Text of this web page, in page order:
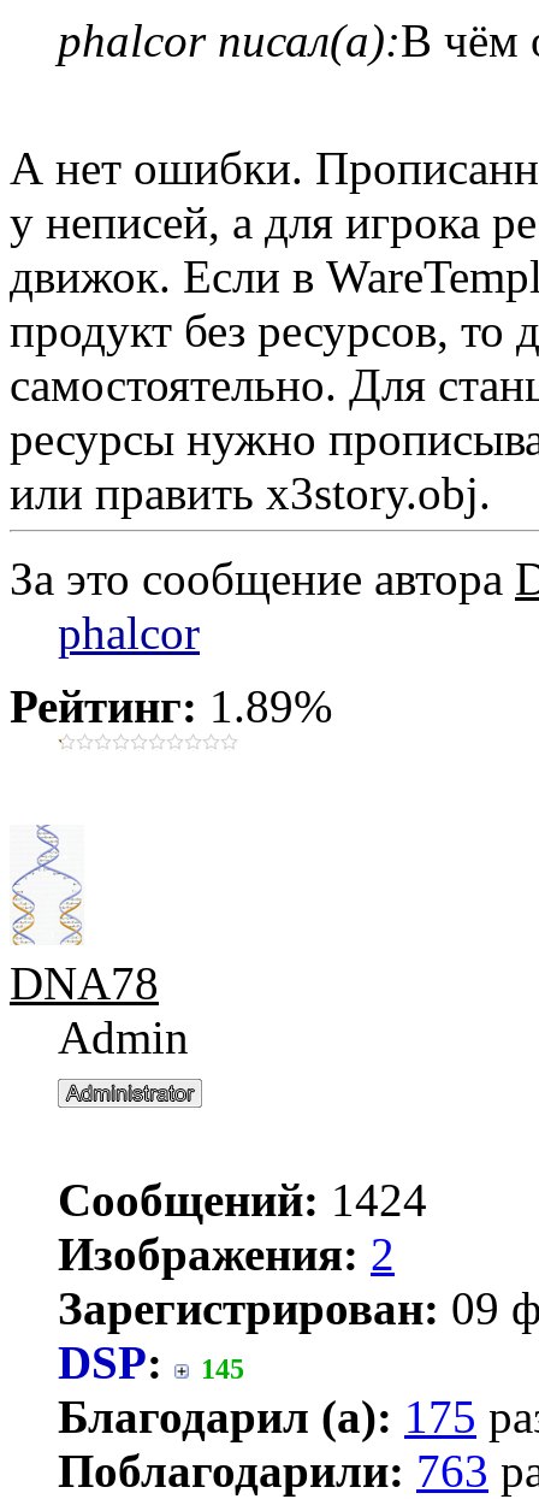
phalcor писал(а):В чём
А нет ошибки.
у неписей, а для игрока
движок. Если в
продукт без ресурсов, то
самостоятельно. Для
ресурсы нужно
или править x3story.obj.
За это сообщение автора
phalcor
Рейтинг: 1.89%
DNA78
Admin
Сообщений: 1424
Изображения: 2
Зарегистрирован: 09
DSP: 145
Благодарил (а): 175
Поблагодарили: 763